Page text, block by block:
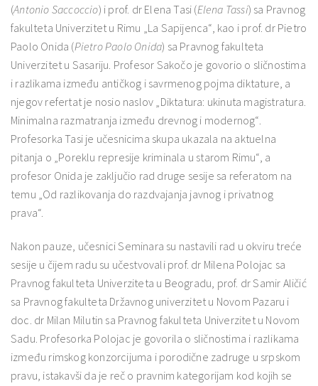
(Antonio Saccoccio) i prof. dr Elena Tasi (Elena Tassi) sa Pravnog
fakulteta Univerzitet u Rimu „La Sapijenca“, kao i prof. dr Pietro
Paolo Onida (Pietro Paolo Onida) sa Pravnog fakulteta
Univerzitet u Sasariju. Profesor Sakočo je govorio o sličnostima
i razlikama između antičkog i savrmenog pojma diktature, a
njegov refertat je nosio naslov „Diktatura: ukinuta magistratura.
Minimalna razmatranja između drevnog i modernog“.
Profesorka Tasi je učesnicima skupa ukazala na aktuelna
pitanja o „Poreklu represije kriminala u starom Rimu“, a
profesor Onida je zaključio rad druge sesije sa referatom na
temu „Od razlikovanja do razdvajanja javnog i privatnog
prava“.
Nakon pauze, učesnici Seminara su nastavili rad u okviru treće
sesije u čijem radu su učestvovali prof. dr Milena Polojac sa
Pravnog fakulteta Univerziteta u Beogradu, prof. dr Samir Aličić
sa Pravnog fakulteta Državnog univerzitet u Novom Pazaru i
doc. dr Milan Milutin sa Pravnog fakulteta Univerzitet u Novom
Sadu. Profesorka Polojac je govorila o sličnostima i razlikama
između rimskog konzorcijuma i porodične zadruge u srpskom
pravu, istakavši da je reč o pravnim kategorijam kod kojih se